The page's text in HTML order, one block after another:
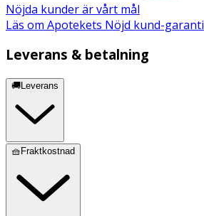
Nöjda kunder är vårt mål
Läs om Apotekets Nöjd kund-garanti
Leverans & betalning
🚚Leverans
🧺Fraktkostnad